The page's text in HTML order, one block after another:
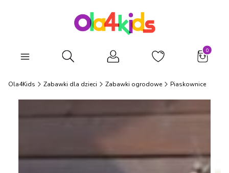
Otwórz wyszukiwarkę
Ola4Kids Zabawki dla dzieci Zabawki ogrodowe Piaskownice